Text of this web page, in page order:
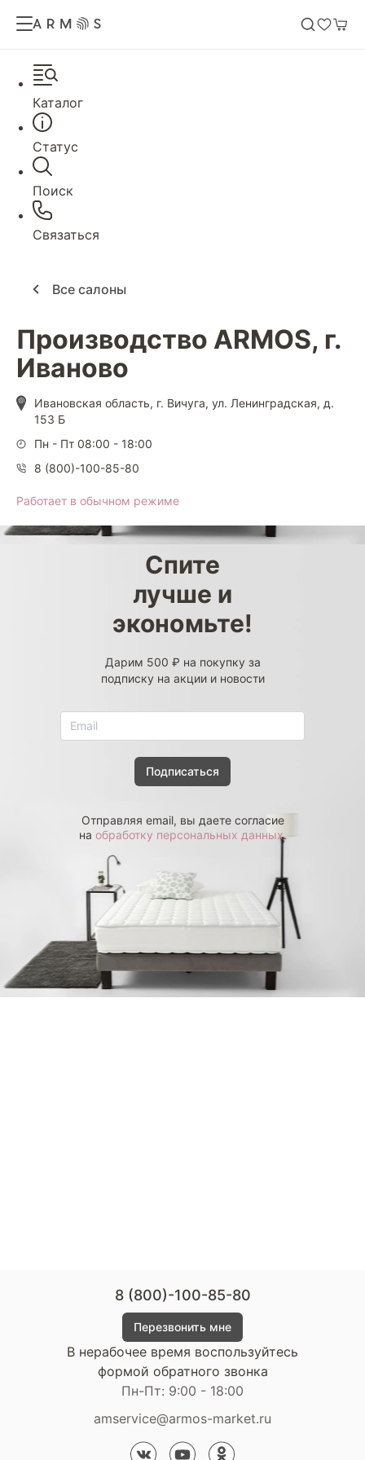
Каталог
Статус
Поиск
Связаться
Все салоны
Производство ARMOS, г.
Иваново
Ивановская область, г. Вичуга, ул. Ленинградская, д.
153 Б
Пн - Пт 08:00 - 18:00
8 (800)-100-85-80
Работает в обычном режиме
Спите
лучше и
экономьте!
Дарим 500 ₽ на покупку за
подписку на акции и новости
Подписаться
Отправляя email, вы даете согласие
на обработку персональных данных.
8 (800)-100-85-80
Перезвонить мне
В нерабочее время воспользуйтесь
формой обратного звонка
Пн-Пт: 9:00 - 18:00
amservice@armos-market.ru